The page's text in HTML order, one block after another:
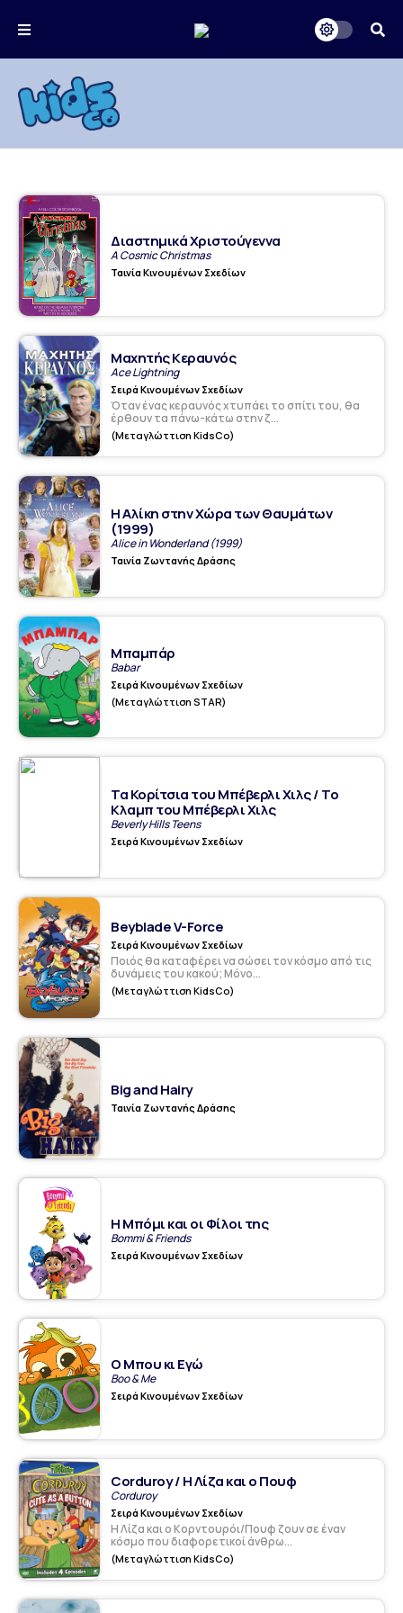
Διαστημικά Χριστούγεννα
A Cosmic Christmas
Ταινία Κινουμένων Σχεδίων
Μαχητής Κεραυνός
Ace Lightning
Σειρά Κινουμένων Σχεδίων
Όταν ένας κεραυνός χτυπάει το σπίτι του, θα
έρθουν τα πάνω-κάτω στην ζ...
(Μεταγλώττιση KidsCo)
Η Αλίκη στην Χώρα των Θαυμάτων
(1999)
Alice in Wonderland (1999)
Ταινία Ζωντανής Δράσης
Μπαμπάρ
Babar
Σειρά Κινουμένων Σχεδίων
(Μεταγλώττιση STAR)
Τα Κορίτσια του Μπέβερλι Χιλς / Το
Κλαμπ του Μπέβερλι Χιλς
Beverly Hills Teens
Σειρά Κινουμένων Σχεδίων
Beyblade V-Force
Σειρά Κινουμένων Σχεδίων
Ποιός θα καταφέρει να σώσει τον κόσμο από τις
δυνάμεις του κακού; Μόνο...
(Μεταγλώττιση KidsCo)
Big and Hairy
Ταινία Ζωντανής Δράσης
Η Μπόμι και οι Φίλοι της
Bommi & Friends
Σειρά Κινουμένων Σχεδίων
Ο Μπου κι Εγώ
Boo & Me
Σειρά Κινουμένων Σχεδίων
Corduroy / Η Λίζα και ο Πουφ
Corduroy
Σειρά Κινουμένων Σχεδίων
Η Λίζα και ο Κορντουρόι/Πουφ ζουν σε έναν
κόσμο που διαφορετικοί άνθρω...
(Μεταγλώττιση KidsCo)